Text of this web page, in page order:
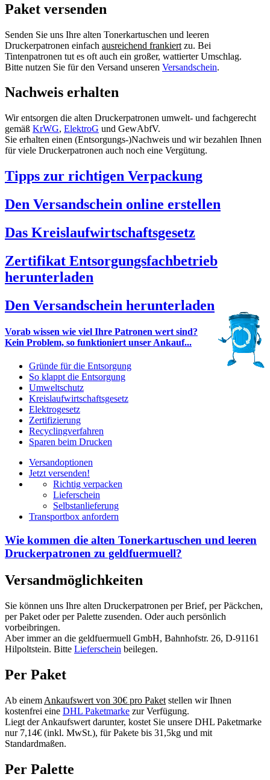
Paket versenden
Senden Sie uns Ihre alten Tonerkartuschen und leeren
Druckerpatronen einfach ausreichend frankiert zu. Bei
Tintenpatronen tut es oft auch ein großer, wattierter Umschlag.
Bitte nutzen Sie für den Versand unseren Versandschein.
Nachweis erhalten
Wir entsorgen die alten Druckerpatronen umwelt- und fachgerecht
gemäß KrWG, ElektroG und GewAbfV.
Sie erhalten einen (Entsorgungs-)Nachweis und wir bezahlen Ihnen
für viele Druckerpatronen auch noch eine Vergütung.
Tipps zur richtigen Verpackung
Den Versandschein online erstellen
Das Kreislaufwirtschaftsgesetz
Zertifikat Entsorgungsfachbetrieb
herunterladen
Den Versandschein herunterladen
Vorab wissen wie viel Ihre Patronen wert sind?
Kein Problem, so funktioniert unser Ankauf...
Gründe für die Entsorgung
So klappt die Entsorgung
Umweltschutz
Kreislaufwirtschaftsgesetz
Elektrogesetz
Zertifizierung
Recyclingverfahren
Sparen beim Drucken
Versandoptionen
Jetzt versenden!
Richtig verpacken
Lieferschein
Selbstanlieferung
Transportbox anfordern
Wie kommen die alten Tonerkartuschen und leeren
Druckerpatronen zu geldfuermuell?
Versandmöglichkeiten
Sie können uns Ihre alten Druckerpatronen per Brief, per Päckchen,
per Paket oder per Palette zusenden. Oder auch persönlich
vorbeibringen.
Aber immer an die geldfuermuell GmbH, Bahnhofstr. 26, D-91161
Hilpoltstein. Bitte Lieferschein beilegen.
Per Paket
Ab einem Ankaufswert von 30€ pro Paket stellen wir Ihnen
kostenfrei eine DHL Paketmarke zur Verfügung.
Liegt der Ankaufswert darunter, kostet Sie unsere DHL Paketmarke
nur 7,14€ (inkl. MwSt.), für Pakete bis 31,5kg und mit
Standardmaßen.
Per Palette